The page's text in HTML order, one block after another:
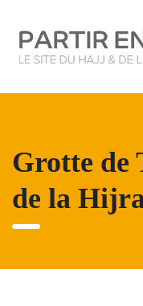
Grotte de
de la